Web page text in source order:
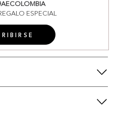
ESPECIAL